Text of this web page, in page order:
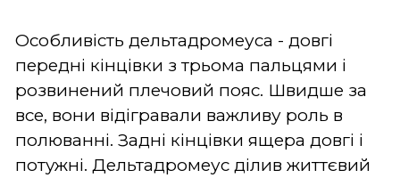
Особливість дельтадромеуса - довгі
передні кінцівки з трьома пальцями і
розвинений плечовий пояс. Швидше за
все, вони відігравали важливу роль в
полюванні. Задні кінцівки ящера довгі і
потужні. Дельтадромеус ділив життєвий